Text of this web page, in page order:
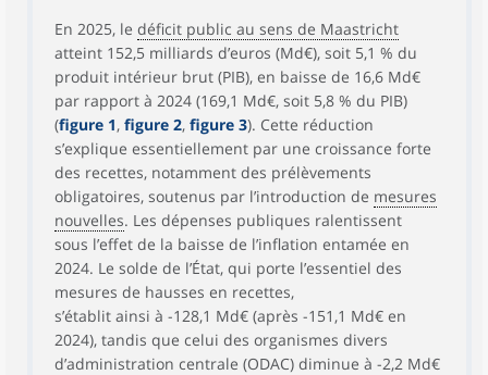
En 2025, le déficit public au sens de Maastricht
atteint 152,5 milliards d’euros (Md€), soit 5,1 % du
produit intérieur brut (PIB), en baisse de 16,6 Md€
par rapport à 2024 (169,1 Md€, soit 5,8 % du PIB)
(figure 1, figure 2, figure 3). Cette réduction
s’explique essentiellement par une croissance forte
des recettes, notamment des prélèvements
obligatoires, soutenus par l’introduction de mesures
nouvelles. Les dépenses publiques ralentissent
sous l’effet de la baisse de l’inflation entamée en
2024. Le solde de l’État, qui porte l’essentiel des
mesures de hausses en recettes,
s’établit ainsi à -128,1 Md€ (après -151,1 Md€ en
2024), tandis que celui des organismes divers
d’administration centrale (ODAC) diminue à -2,2 Md€